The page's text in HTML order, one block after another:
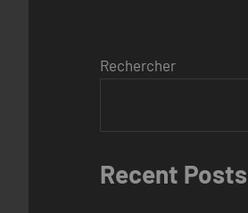
Rechercher
Recent Posts